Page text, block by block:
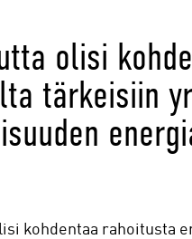
olisi
tärkeisiin
kohdentaa rahoitusta